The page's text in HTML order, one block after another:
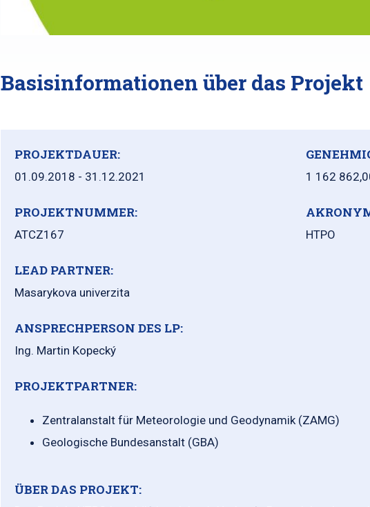
Basisinformationen über das Projekt
PROJEKTDAUER:
01.09.2018 - 31.12.2021 1 162
PROJEKTNUMMER:
ATCZ167 HTPO
LEAD PARTNER:
Masarykova univerzita
ANSPRECHPERSON DES LP:
Ing. Martin Kopecký
PROJEKTPARTNER:
Zentralanstalt für Meteorologie und Geodynamik (ZAMG)
Geologische Bundesanstalt (GBA)
ÜBER DAS PROJEKT: